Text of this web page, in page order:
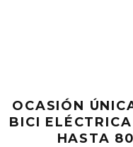
OCASIÓN
BICI
HASTA